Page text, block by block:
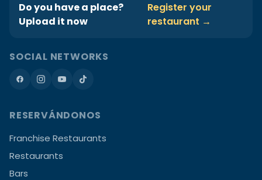
Do you have a place?
Upload it now
Register your
restaurant →
SOCIAL NETWORKS
RESERVÁNDONOS
Franchise Restaurants
Restaurants
Bars